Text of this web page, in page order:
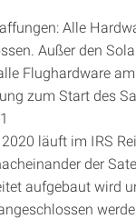
Alle
Außer den
Flughardware
zum Start des
läuft im IRS
der
aufgebaut wird